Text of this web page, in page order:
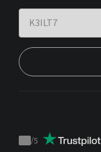
Trustpilot
/5